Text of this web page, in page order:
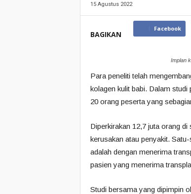
15 Agustus 2022
BAGIKAN
Facebook
Implan
Para peneliti telah
kolagen kulit babi. Dalam
20 orang peserta yang
Diperkirakan 12,7 juta orang
kerusakan atau penyakit.
adalah dengan menerima
pasien yang menerima
Studi bersama yang dipimpin